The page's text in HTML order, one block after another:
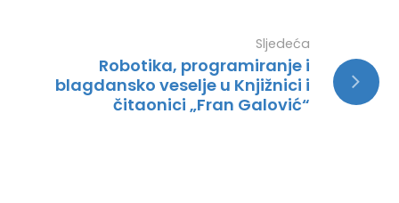
Sljedeća
Robotika, programiranje i
blagdansko veselje u Knjižnici i
čitaonici „Fran Galović“